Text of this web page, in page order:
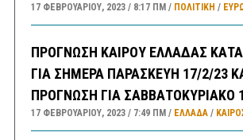
17 ΦΕΒΡΟΥΑΡΊΟΥ, 2023 8:17 ΠΜ ΠΟΛΙΤΙΚΗ /
ΠΡΟΓΝΩΣΗ ΚΑΙΡΟΥ ΕΛΛΑΔΑΣ ΚΑΤΑ
ΓΙΑ ΣΗΜΕΡΑ ΠΑΡΑΣΚΕΥΗ 17/2/23
ΠΡΟΓΝΩΣΗ ΓΙΑ ΣΑΒΒΑΤΟΚΥΡΙΑΚΟ
17 ΦΕΒΡΟΥΑΡΊΟΥ, 2023 7:49 ΠΜ ΕΛΛΑΔA/